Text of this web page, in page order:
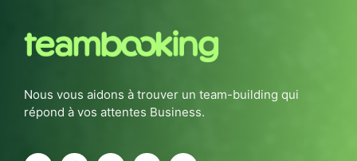
Nous vous aidons à trouver un team-building qui
répond à vos attentes Business.